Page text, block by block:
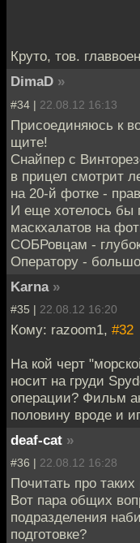
Круто, тов.
DimaD »
#34 | 22.08.12 16:13
Присоединяюсь к
щите!
Снайпер с
в прицел смотрит
на 20-й фотке -
И еще хотелось бы
маскхалатов на
СОБРовцам -
Оператору -
Karna »
#35 | 22.08.12 16:20
Кому: razoom1, #32
На кой черт
носит на груди
операции? Фильм
половину вроде и
deaf-cat »
#36 | 22.08.12 16:28
Почитать про
Вот пара общих
подразделения
подготовке?